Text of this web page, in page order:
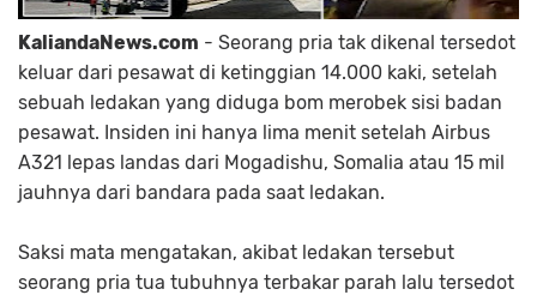
KaliandaNews.com - Seorang pria tak dikenal tersedot
keluar dari pesawat di ketinggian 14.000 kaki, setelah
sebuah ledakan yang diduga bom merobek sisi badan
pesawat. Insiden ini hanya lima menit setelah Airbus
A321 lepas landas dari Mogadishu, Somalia atau 15 mil
jauhnya dari bandara pada saat ledakan.
Saksi mata mengatakan, akibat ledakan tersebut
seorang pria tua tubuhnya terbakar parah lalu tersedot